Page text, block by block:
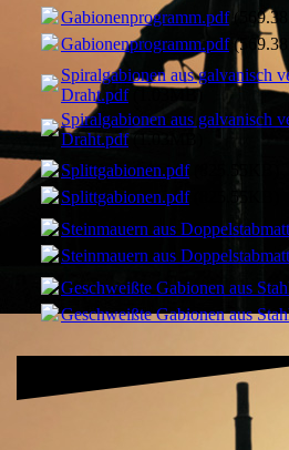
Gabionenprogramm.pdf
Gabionenprogramm.pdf
Spiralgabionen aus galvanisch
Draht.pdf(1.03MB)
Spiralgabionen aus galvanisch
Draht.pdf(1.03MB)
Splittgabionen.pdf(825.55KB)
Splittgabionen.pdf(825.55KB)
Steinmauern aus
Steinmauern aus
Geschweißte Gabionen aus
Geschweißte Gabionen aus